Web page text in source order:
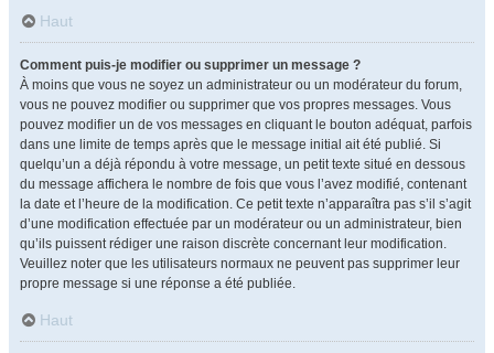
Haut
Comment puis-je modifier ou supprimer un message ?
À moins que vous ne soyez un administrateur ou un modérateur du forum,
vous ne pouvez modifier ou supprimer que vos propres messages. Vous
pouvez modifier un de vos messages en cliquant le bouton adéquat, parfois
dans une limite de temps après que le message initial ait été publié. Si
quelqu’un a déjà répondu à votre message, un petit texte situé en dessous
du message affichera le nombre de fois que vous l’avez modifié, contenant
la date et l’heure de la modification. Ce petit texte n’apparaîtra pas s’il s’agit
d’une modification effectuée par un modérateur ou un administrateur, bien
qu’ils puissent rédiger une raison discrète concernant leur modification.
Veuillez noter que les utilisateurs normaux ne peuvent pas supprimer leur
propre message si une réponse a été publiée.
Haut